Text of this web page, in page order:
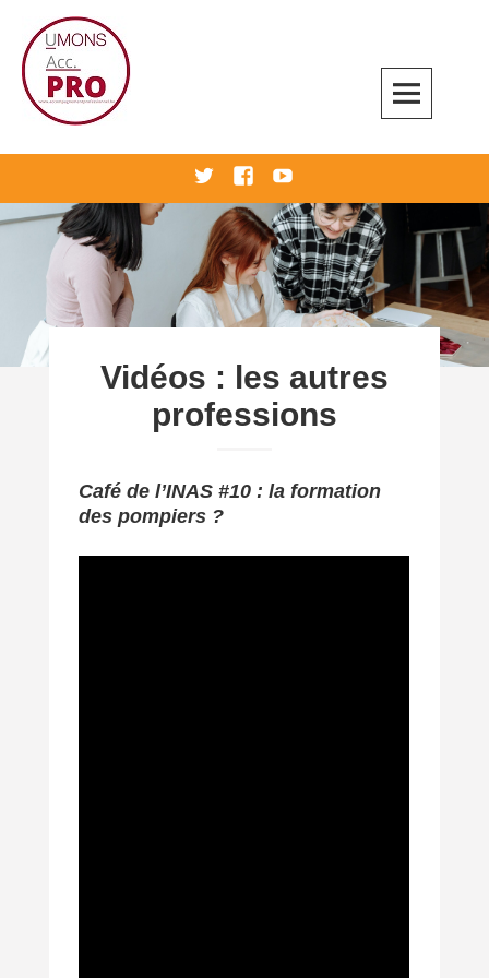
content
twitterFacebookYoutube
Vidéos : les autres
professions
Café de l’INAS #10 : la formation
des pompiers ?